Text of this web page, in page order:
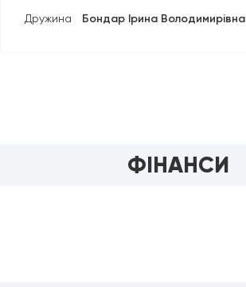
Дружина Бондар Ірина Володимирівна
ФІНАНСИ